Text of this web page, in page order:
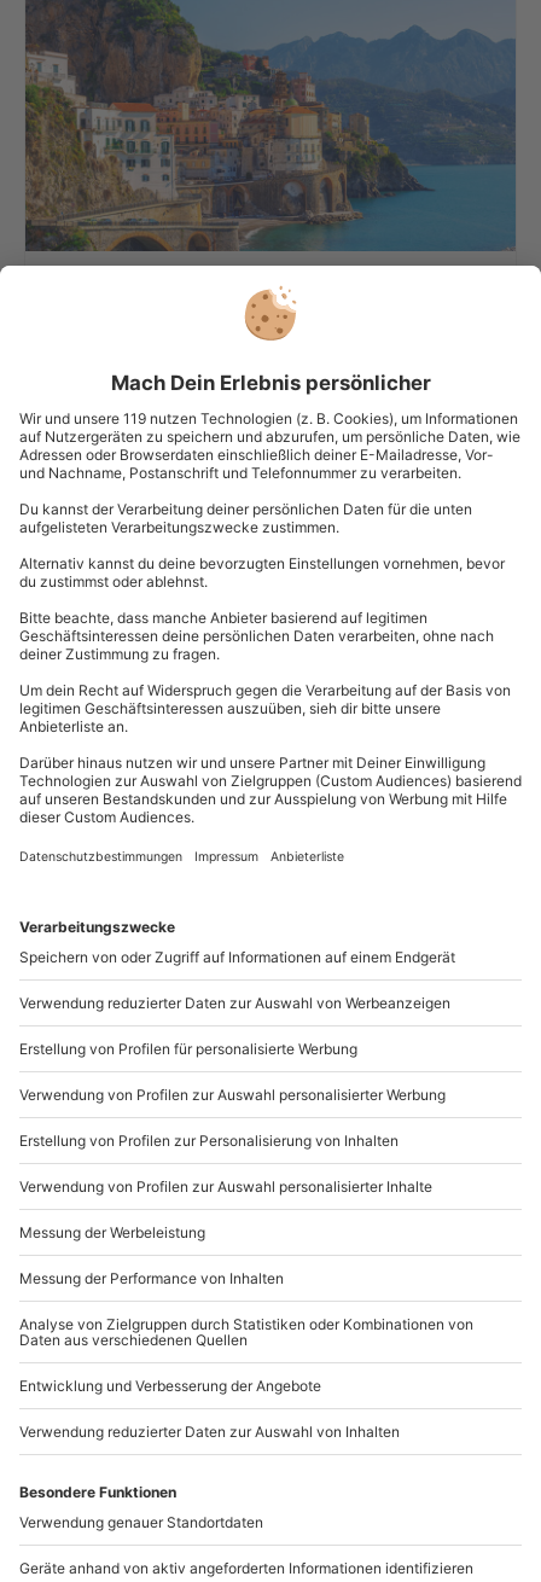
Das süße Leben spüren: Die schönsten Städte
Deutsche Weinstraße: Roadtrip für Genießer
10.06.26, 11:44 0 56800
Geschenke unter 100€ – die perfekten
Geschenkideen
9.06.26, 16:35 0 17599
So sieht der perfekte Sommertag aus
0 599
Story behind Vol. 5 – Wie Stefano Zarrellas